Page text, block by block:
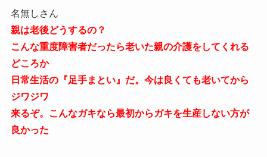
名無しさん
親は老後どうするの？
こんな重度障害者だったら老いた親の介護をしてくれる
どころか
日常生活の『足手まとい』だ。今は良くても老いてから
ジワジワ
来るぞ。こんなガキなら最初からガキを生産しない方が
良かった